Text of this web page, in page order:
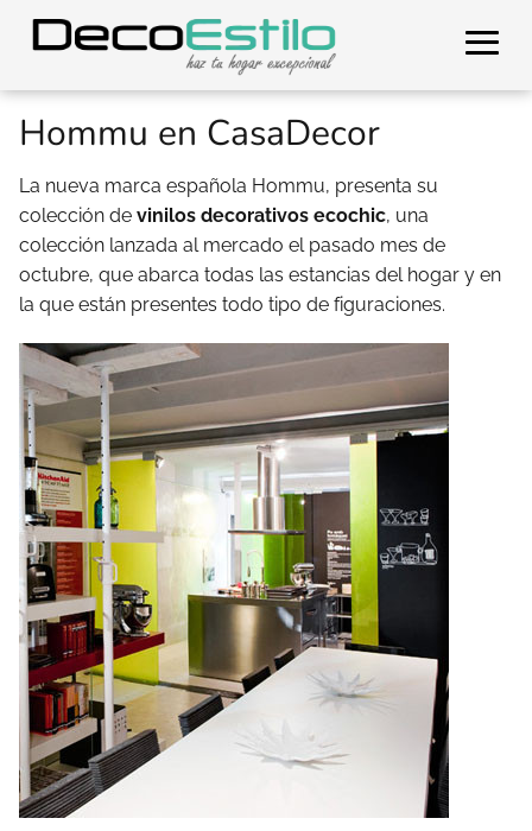
Hommu en CasaDecor
La nueva marca española Hommu, presenta su
colección de vinilos decorativos ecochic, una
colección lanzada al mercado el pasado mes de
octubre, que abarca todas las estancias del hogar y en
la que están presentes todo tipo de figuraciones.